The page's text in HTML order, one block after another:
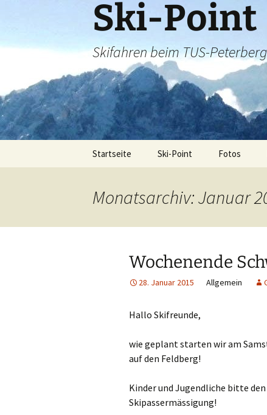
Ski-Point
Skifahren beim TUS-Peterberg
Startseite Ski-Point Fotos
Monatsarchiv: Januar
Wochenende
28. Januar 2015 Allgemein
Hallo Skifreunde,
wie geplant starten wir am
auf den Feldberg!
Kinder und Jugendliche bitte
Skipassermässigung!